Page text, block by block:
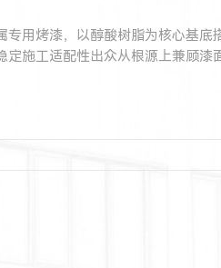
用烤漆，以醇酸树脂为核心基
施工适配性出众从根源上兼顾